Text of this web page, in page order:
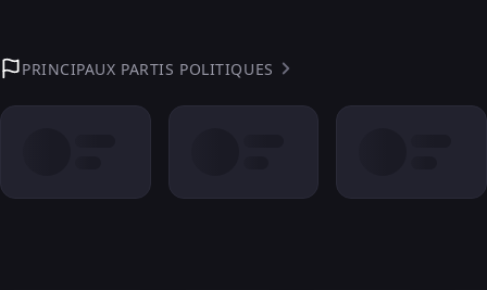
PRINCIPAUX PARTIS POLITIQUES